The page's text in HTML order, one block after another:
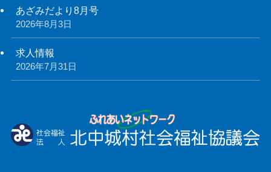
あざみだより8月号
2026年8月3日
求人情報
2026年7月31日